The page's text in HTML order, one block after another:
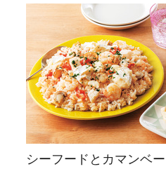
シーフードとカマンベー